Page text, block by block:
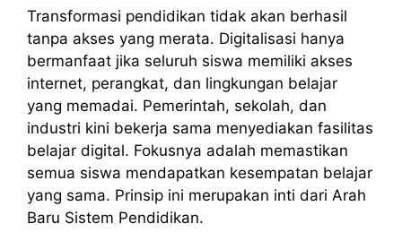
Transformasi pendidikan tidak akan berhasil
tanpa akses yang merata. Digitalisasi hanya
bermanfaat jika seluruh siswa memiliki akses
internet, perangkat, dan lingkungan belajar
yang memadai. Pemerintah, sekolah, dan
industri kini bekerja sama menyediakan fasilitas
belajar digital. Fokusnya adalah memastikan
semua siswa mendapatkan kesempatan belajar
yang sama. Prinsip ini merupakan inti dari Arah
Baru Sistem Pendidikan.